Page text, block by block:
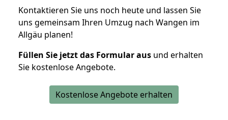
Kontaktieren Sie uns noch heute und lassen Sie
uns gemeinsam Ihren Umzug nach Wangen im
Allgäu planen!
Füllen Sie jetzt das Formular aus und erhalten
Sie kostenlose Angebote.
Kostenlose Angebote erhalten